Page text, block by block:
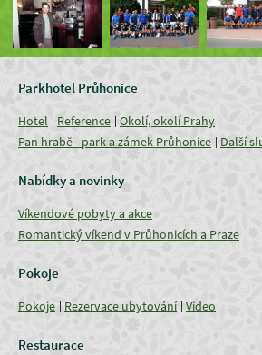
Parkhotel Průhonice
Hotel Reference Okolí, okolí Prahy
Pan hrabě - park a zámek Průhonice
Další
Nabídky a novinky
Víkendové pobyty a akce
Romantický víkend v Průhonicích a Praze
Pokoje
Pokoje Rezervace ubytování Video
Restaurace